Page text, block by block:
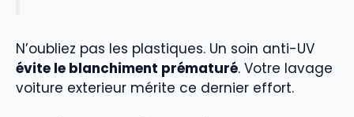
N’oubliez pas les plastiques. Un soin anti-UV
évite le blanchiment prématuré. Votre lavage
voiture exterieur mérite ce dernier effort.